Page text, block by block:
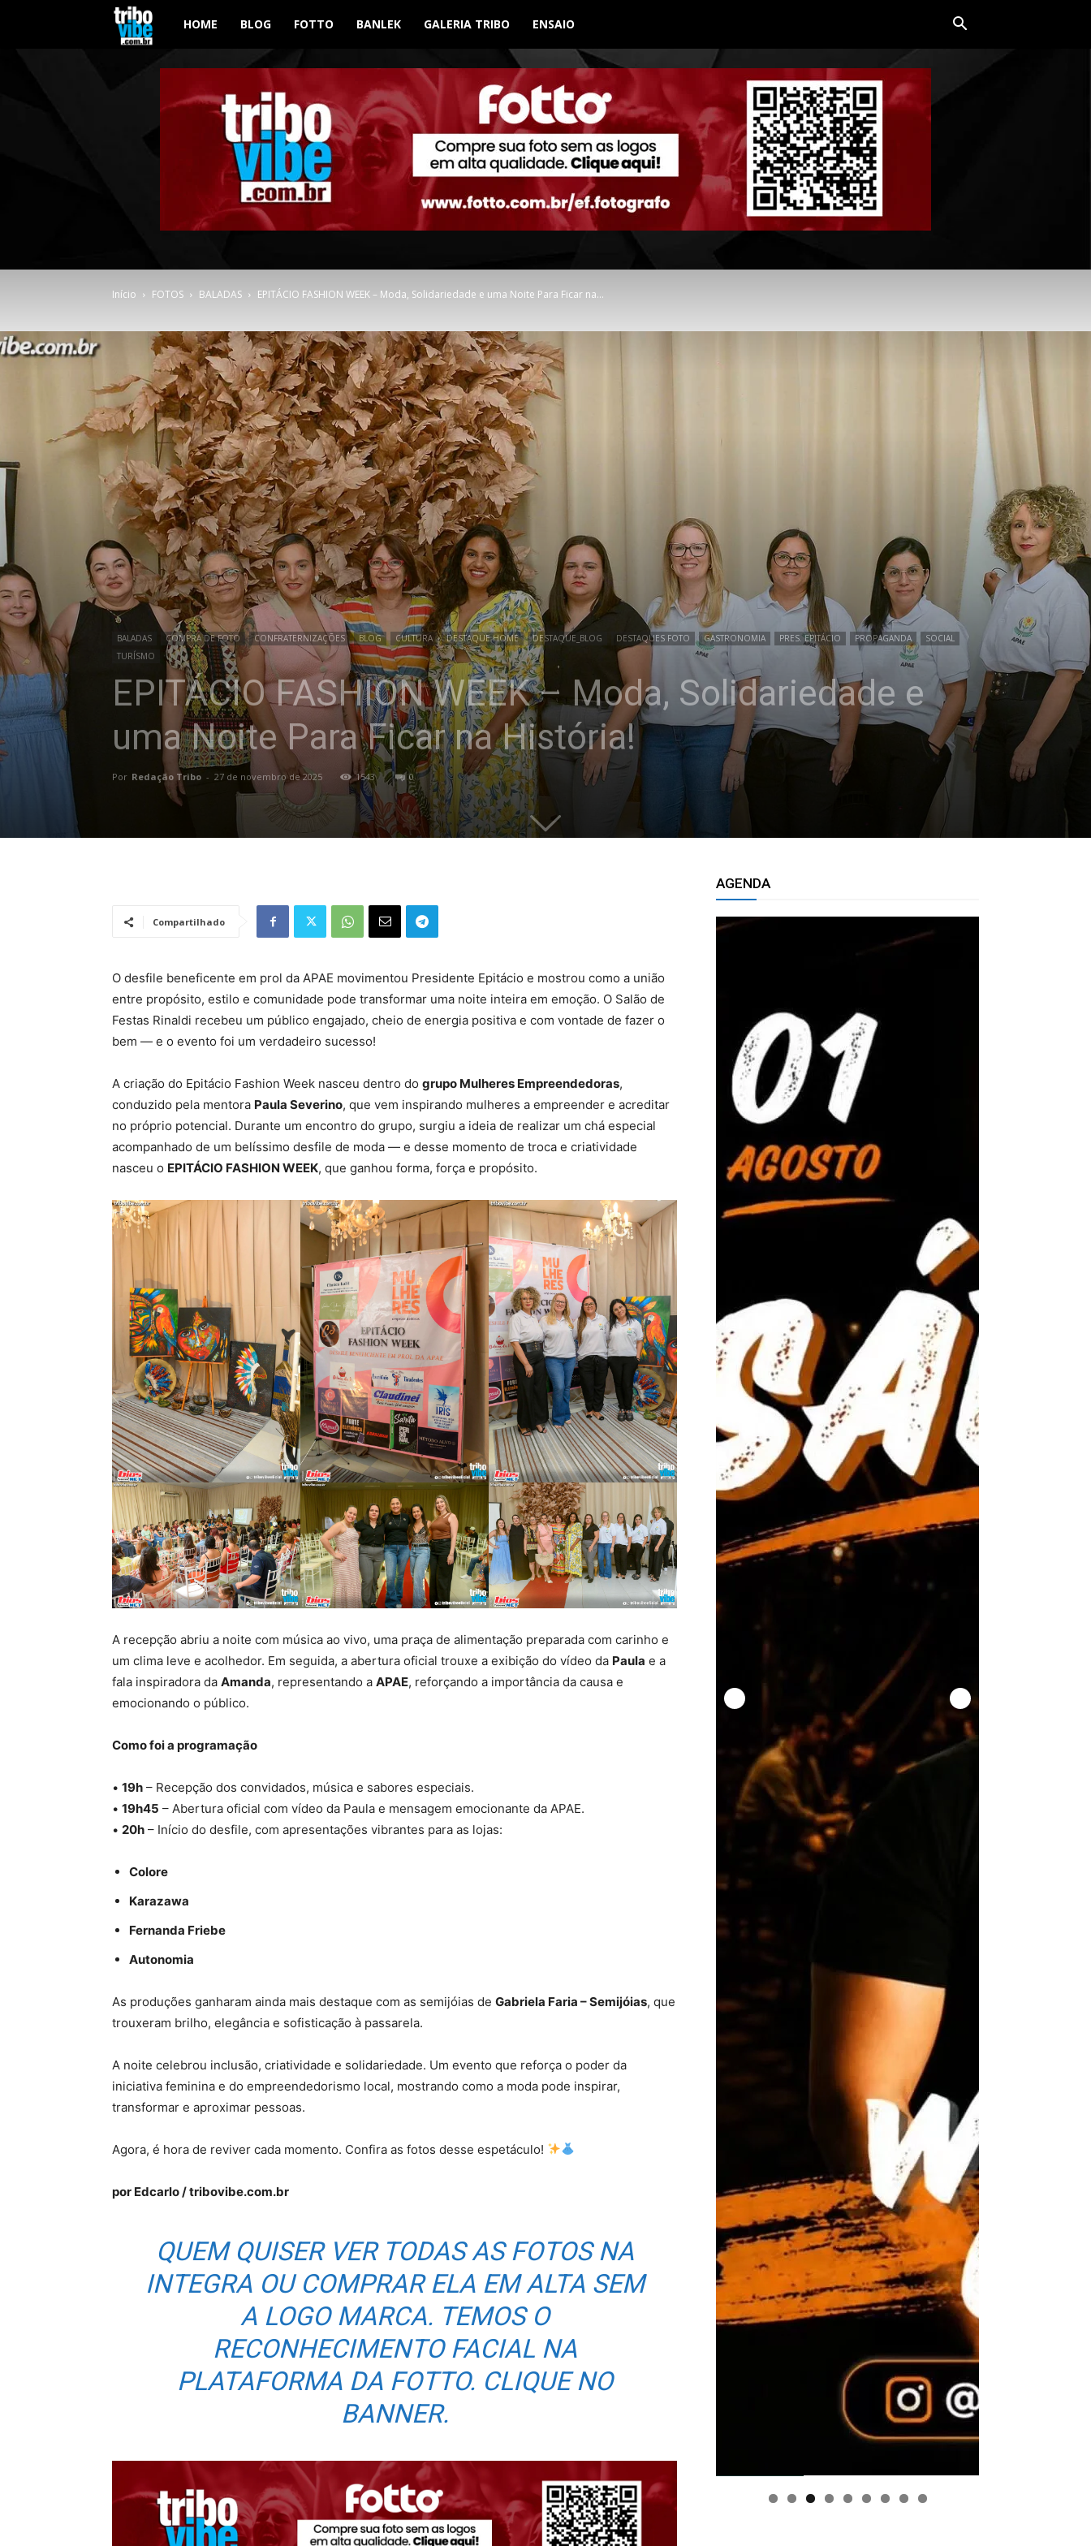
Tribo
Vibe
HOME BLOG FOTTO BANLEK GALERIA TRIBO ENSAIO
Início FOTOS BALADAS EPITÁCIO FASHION WEEK – Moda, Solidariedade e uma Noite Para Ficar na...
BALADAS COMPRA DE FOTO CONFRATERNIZAÇÕES BLOG CULTURA DESTAQUE HOME DESTAQUE_BLOG DESTAQUES FOTO GASTRONOMIA PRES. EPITÁCIO PROPAGANDA
SOCIAL
TURÍSMO
EPITÁCIO FASHION WEEK – Moda, Solidariedade e
uma Noite Para Ficar na História!
Por Redação Tribo - 27 de novembro de 2025 1543 0
Compartilhado
O desfile beneficente em prol da APAE movimentou Presidente Epitácio e mostrou como a união
entre propósito, estilo e comunidade pode transformar uma noite inteira em emoção. O Salão de
Festas Rinaldi recebeu um público engajado, cheio de energia positiva e com vontade de fazer o
bem — e o evento foi um verdadeiro sucesso!
A criação do Epitácio Fashion Week nasceu dentro do grupo Mulheres Empreendedoras,
conduzido pela mentora Paula Severino, que vem inspirando mulheres a empreender e acreditar
no próprio potencial. Durante um encontro do grupo, surgiu a ideia de realizar um chá especial
acompanhado de um belíssimo desfile de moda — e desse momento de troca e criatividade
nasceu o EPITÁCIO FASHION WEEK, que ganhou forma, força e propósito.
A recepção abriu a noite com música ao vivo, uma praça de alimentação preparada com carinho e
um clima leve e acolhedor. Em seguida, a abertura oficial trouxe a exibição do vídeo da Paula e a
fala inspiradora da Amanda, representando a APAE, reforçando a importância da causa e
emocionando o público.
Como foi a programação
• 19h – Recepção dos convidados, música e sabores especiais.
• 19h45 – Abertura oficial com vídeo da Paula e mensagem emocionante da APAE.
• 20h – Início do desfile, com apresentações vibrantes para as lojas:
Colore
Karazawa
Fernanda Friebe
Autonomia
As produções ganharam ainda mais destaque com as semijóias de Gabriela Faria – Semijóias, que
trouxeram brilho, elegância e sofisticação à passarela.
A noite celebrou inclusão, criatividade e solidariedade. Um evento que reforça o poder da
iniciativa feminina e do empreendedorismo local, mostrando como a moda pode inspirar,
transformar e aproximar pessoas.
Agora, é hora de reviver cada momento. Confira as fotos desse espetáculo!
por Edcarlo / tribovibe.com.br
QUEM QUISER VER TODAS AS FOTOS NA
INTEGRA OU COMPRAR ELA EM ALTA SEM
A LOGO MARCA. TEMOS O
RECONHECIMENTO FACIAL NA
PLATAFORMA DA FOTTO. CLIQUE NO
BANNER.
AGENDA